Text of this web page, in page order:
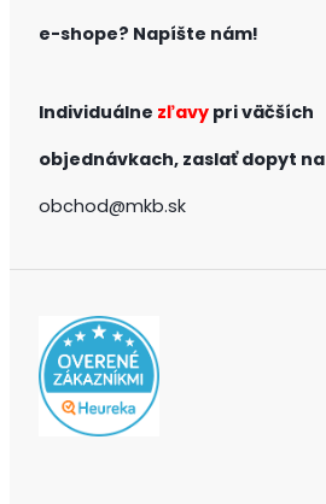
e-shope? Napíšte nám!
Individuálne zľavy pri väčších
objednávkach, zaslať dopyt na
obchod@mkb.sk